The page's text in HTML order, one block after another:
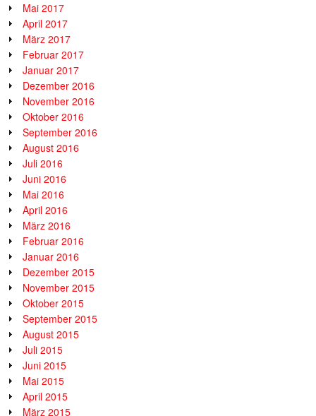
Mai 2017
April 2017
März 2017
Februar 2017
Januar 2017
Dezember 2016
November 2016
Oktober 2016
September 2016
August 2016
Juli 2016
Juni 2016
Mai 2016
April 2016
März 2016
Februar 2016
Januar 2016
Dezember 2015
November 2015
Oktober 2015
September 2015
August 2015
Juli 2015
Juni 2015
Mai 2015
April 2015
März 2015